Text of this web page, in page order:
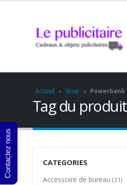
Accueil » Shop »
Tag du
CATEGORIES
Accessoire de bureau (31)
Contactez nous